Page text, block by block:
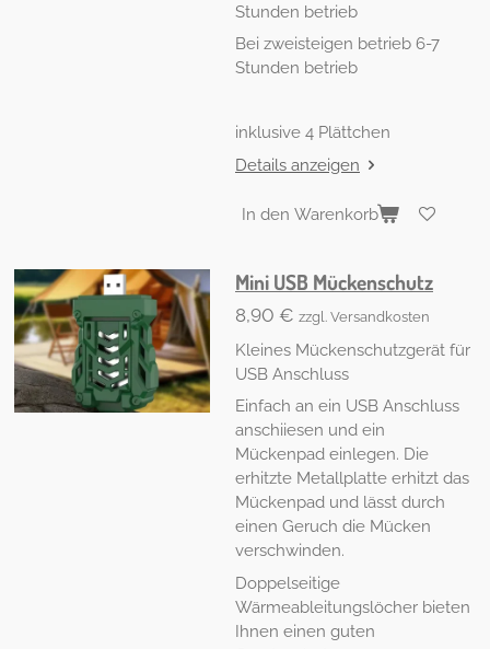
Stunden betrieb
Bei zweisteigen betrieb 6-7
Stunden betrieb
inklusive 4 Plättchen
Details anzeigen
In den Warenkorb
Mini USB Mückenschutz
8,90 € zzgl. Versandkosten
Kleines Mückenschutzgerät für
USB Anschluss
Einfach an ein USB Anschluss
anschiiesen und ein
Mückenpad einlegen. Die
erhitzte Metallplatte erhitzt das
Mückenpad und lässt durch
einen Geruch die Mücken
verschwinden.
Doppelseitige
Wärmeableitungslöcher bieten
Ihnen einen guten